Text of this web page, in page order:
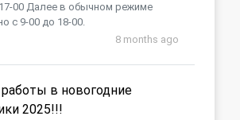
00 Далее в обычном режиме
с 9-00 до 18-00.
8 months ago
в новогодние
2025!!!